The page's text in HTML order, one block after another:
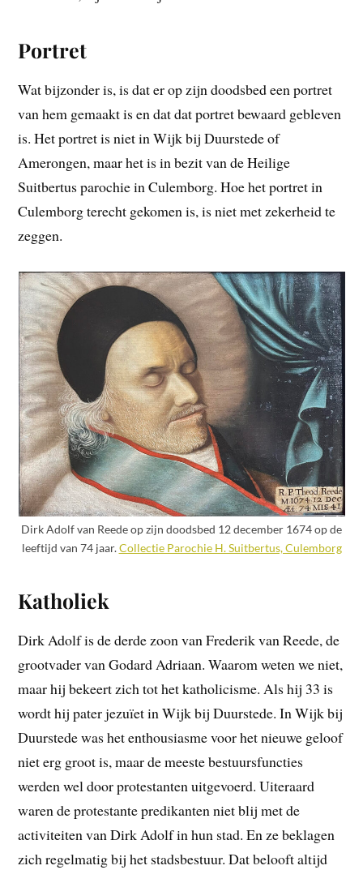
Portret
Wat bijzonder is, is dat er op zijn doodsbed een portret
van hem gemaakt is en dat dat portret bewaard gebleven
is. Het portret is niet in Wijk bij Duurstede of
Amerongen, maar het is in bezit van de Heilige
Suitbertus parochie in Culemborg. Hoe het portret in
Culemborg terecht gekomen is, is niet met zekerheid te
zeggen.
Dirk Adolf van Reede op zijn doodsbed 12 december 1674 op de
leeftijd van 74 jaar.Collectie Parochie H. Suitbertus, Culemborg
Katholiek
Dirk Adolf is de derde zoon van Frederik van Reede, de
grootvader van Godard Adriaan. Waarom weten we niet,
maar hij bekeert zich tot het katholicisme. Als hij 33 is
wordt hij pater jezuïet in Wijk bij Duurstede. In Wijk bij
Duurstede was het enthousiasme voor het nieuwe geloof
niet erg groot is, maar de meeste bestuursfuncties
werden wel door protestanten uitgevoerd. Uiteraard
waren de protestante predikanten niet blij met de
activiteiten van Dirk Adolf in hun stad. En ze beklagen
zich regelmatig bij het stadsbestuur. Dat belooft altijd